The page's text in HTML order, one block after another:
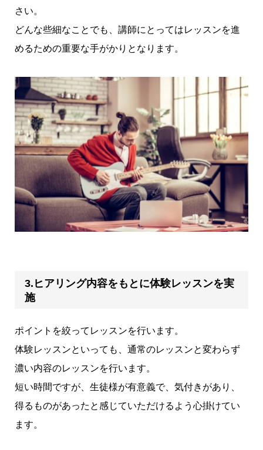
さい。
どんな些細なことでも、講師にとってはレッスンを進
めるための重要な手がかりとなります。
3.ヒアリング内容をもとに体験レッスンを実
施
ポイントを絞ってレッスンを行います。
体験レッスンといっても、通常のレッスンと変わらず
濃い内容のレッスンを行います。
短い時間ですが、生徒様が有意義で、気付きがあり、
得るものがあったと感じていただけるよう心掛けてい
ます。